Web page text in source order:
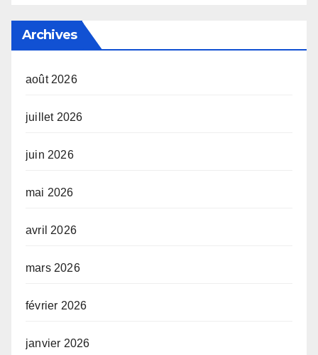
Archives
août 2026
juillet 2026
juin 2026
mai 2026
avril 2026
mars 2026
février 2026
janvier 2026